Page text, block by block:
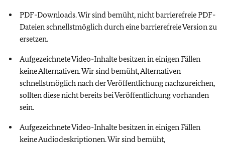
PDF-Downloads. Wir sind bemüht, nicht barrierefreie PDF-
Dateien schnellstmöglich durch eine barrierefreie Version zu
ersetzen.
Aufgezeichnete Video-Inhalte besitzen in einigen Fällen
keine Alternativen. Wir sind bemüht, Alternativen
schnellstmöglich nach der Veröffentlichung nachzureichen,
sollten diese nicht bereits bei Veröffentlichung vorhanden
sein.
Aufgezeichnete Video-Inhalte besitzen in einigen Fällen
keine Audiodeskriptionen. Wir sind bemüht,